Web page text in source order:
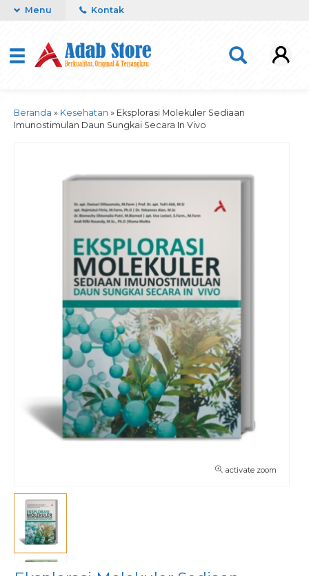
Menu Kontak
Beranda » Kesehatan » Eksplorasi Molekuler Sediaan
Imunostimulan Daun Sungkai Secara In Vivo
activate zoom